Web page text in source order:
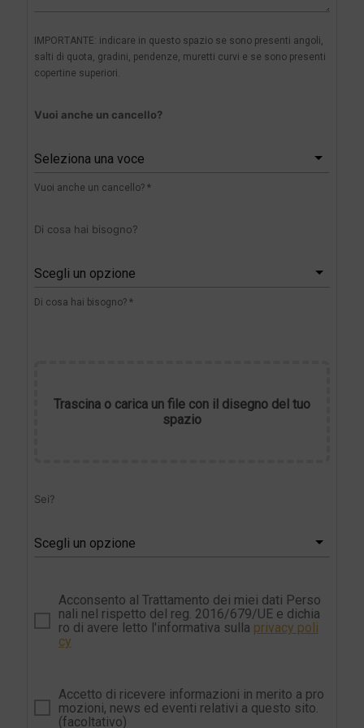
IMPORTANTE: indicare in questo spazio se sono presenti angoli,
salti di quota, gradini, pendenze, muretti curvi e se sono presenti
copertine superiori.
Vuoi anche un cancello?
Seleziona una voce
Vuoi anche un cancello? *
Di cosa hai bisogno?
Scegli un opzione
Di cosa hai bisogno? *
Trascina o carica un file con il disegno del tuo
spazio
Sei?
Scegli un opzione
Acconsento al Trattamento dei miei dati Perso
nali nel rispetto del reg. 2016/679/UE e dichia
ro di avere letto l'informativa sulla privacy poli
cy
Accetto di ricevere informazioni in merito a pro
mozioni, news ed eventi relativi a questo sito.
(facoltativo)